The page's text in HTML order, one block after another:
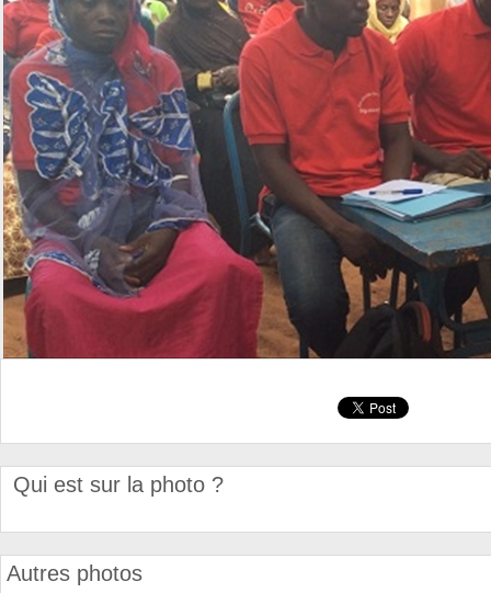
Qui est sur la photo ?
Autres photos